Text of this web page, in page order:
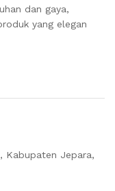
dan gaya,
yang elegan
Kabupaten Jepara,